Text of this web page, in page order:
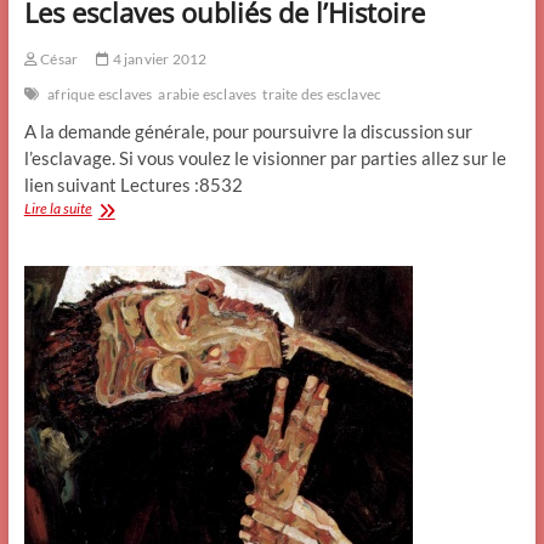
Les esclaves oubliés de l’Histoire
César
4 janvier 2012
afrique esclaves arabie esclaves traite des esclavec
A la demande générale, pour poursuivre la discussion sur
l’esclavage. Si vous voulez le visionner par parties allez sur le
lien suivant Lectures :8532
Lire la suiteLes
de
l’Histoire